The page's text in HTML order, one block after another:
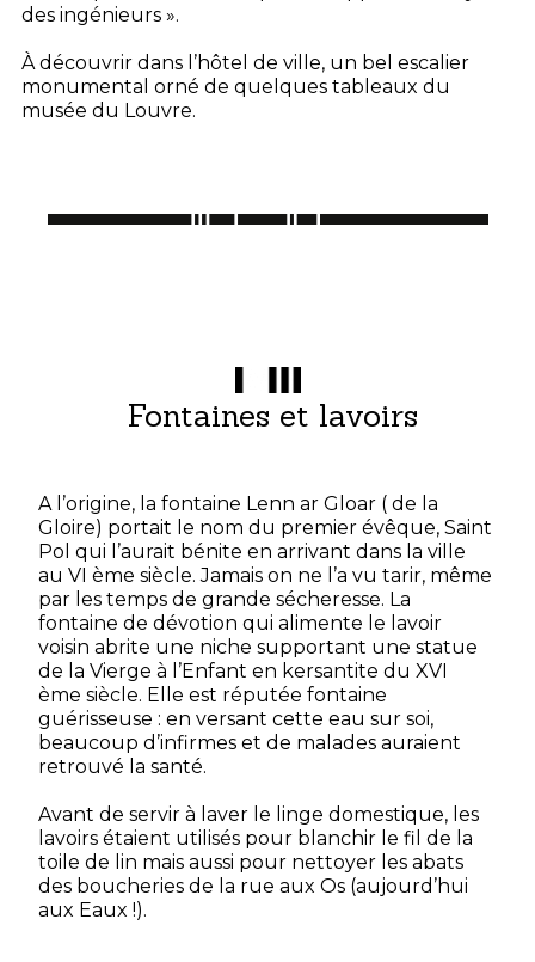
des ingénieurs ».
À découvrir dans l’hôtel de ville, un bel escalier
monumental orné de quelques tableaux du
musée du Louvre.
Fontaines et lavoirs
A l’origine, la fontaine Lenn ar Gloar ( de la
Gloire) portait le nom du premier évêque, Saint
Pol qui l’aurait bénite en arrivant dans la ville
au VI ème siècle. Jamais on ne l’a vu tarir, même
par les temps de grande sécheresse. La
fontaine de dévotion qui alimente le lavoir
voisin abrite une niche supportant une statue
de la Vierge à l’Enfant en kersantite du XVI
ème siècle. Elle est réputée fontaine
guérisseuse : en versant cette eau sur soi,
beaucoup d’infirmes et de malades auraient
retrouvé la santé.
Avant de servir à laver le linge domestique, les
lavoirs étaient utilisés pour blanchir le fil de la
toile de lin mais aussi pour nettoyer les abats
des boucheries de la rue aux Os (aujourd’hui
aux Eaux !).